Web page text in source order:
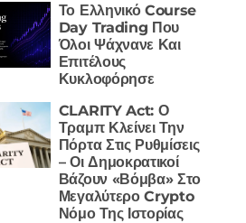
Το Ελληνικό Course
Day Trading Που
Όλοι Ψάχνανε Και
Επιτέλους
Κυκλοφόρησε
CLARITY Act: Ο
Τραμπ Κλείνει Την
Πόρτα Στις Ρυθμίσεις
– Οι Δημοκρατικοί
Βάζουν «Βόμβα» Στο
Μεγαλύτερο Crypto
Νόμο Της Ιστορίας